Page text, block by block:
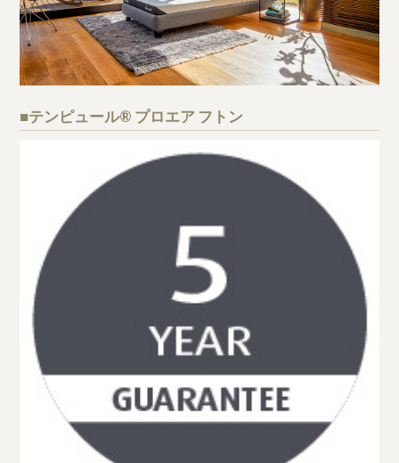
■テンピュール® プロエア フトン